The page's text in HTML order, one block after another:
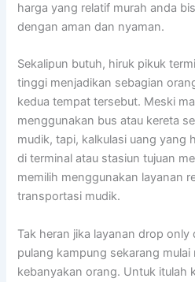
harga yang relatif murah anda
dengan aman dan nyaman.
Sekalipun butuh, hiruk pikuk
tinggi menjadikan sebagian
kedua tempat tersebut. Meski
menggunakan bus atau kereta
mudik, tapi, kalkulasi uang yang
di terminal atau stasiun tujuan
memilih menggunakan layanan
transportasi mudik.
Tak heran jika layanan drop
pulang kampung sekarang
kebanyakan orang. Untuk itulah